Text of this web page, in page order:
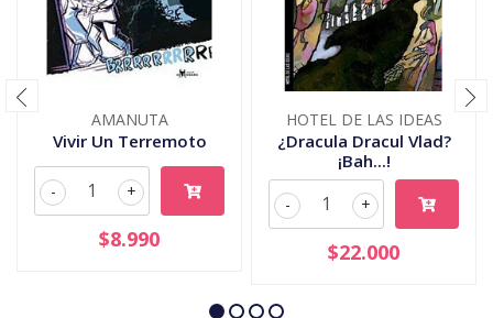
AMANUTA
Vivir Un Terremoto
+
-
$8.990
HOTEL DE LAS IDEAS
¿Dracula Dracul Vlad?
¡Bah...!
+
-
$22.000